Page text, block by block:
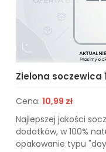
Zielona
Cena: 10,99 zł
Najlepszej jakości
dodatków, w 100%
opakowanie typu